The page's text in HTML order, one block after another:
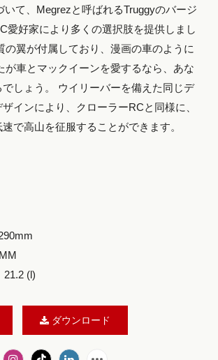
いて、Megrezと呼ばれるTruggyのバージ
愛好家により多くの選択肢を提供しまし
の翼が付属しており、漫画の車のように
が車とマックイーンを愛するなら、あな
しょう。 ウイリーバーを備えた同じデ
インにより、クローラーRCと同様に、
で高山を征服することができます。
21.2 (l)
ダウンロード